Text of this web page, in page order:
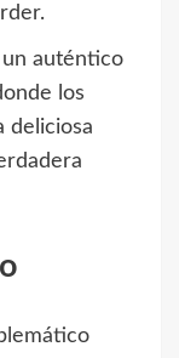
un auténtico
los
deliciosa